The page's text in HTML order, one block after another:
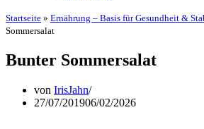
Startseite » Ernährung – Basis für Gesundheit &
Sommersalat
Bunter Sommersalat
von IrisJahn
27/07/201906/02/2026